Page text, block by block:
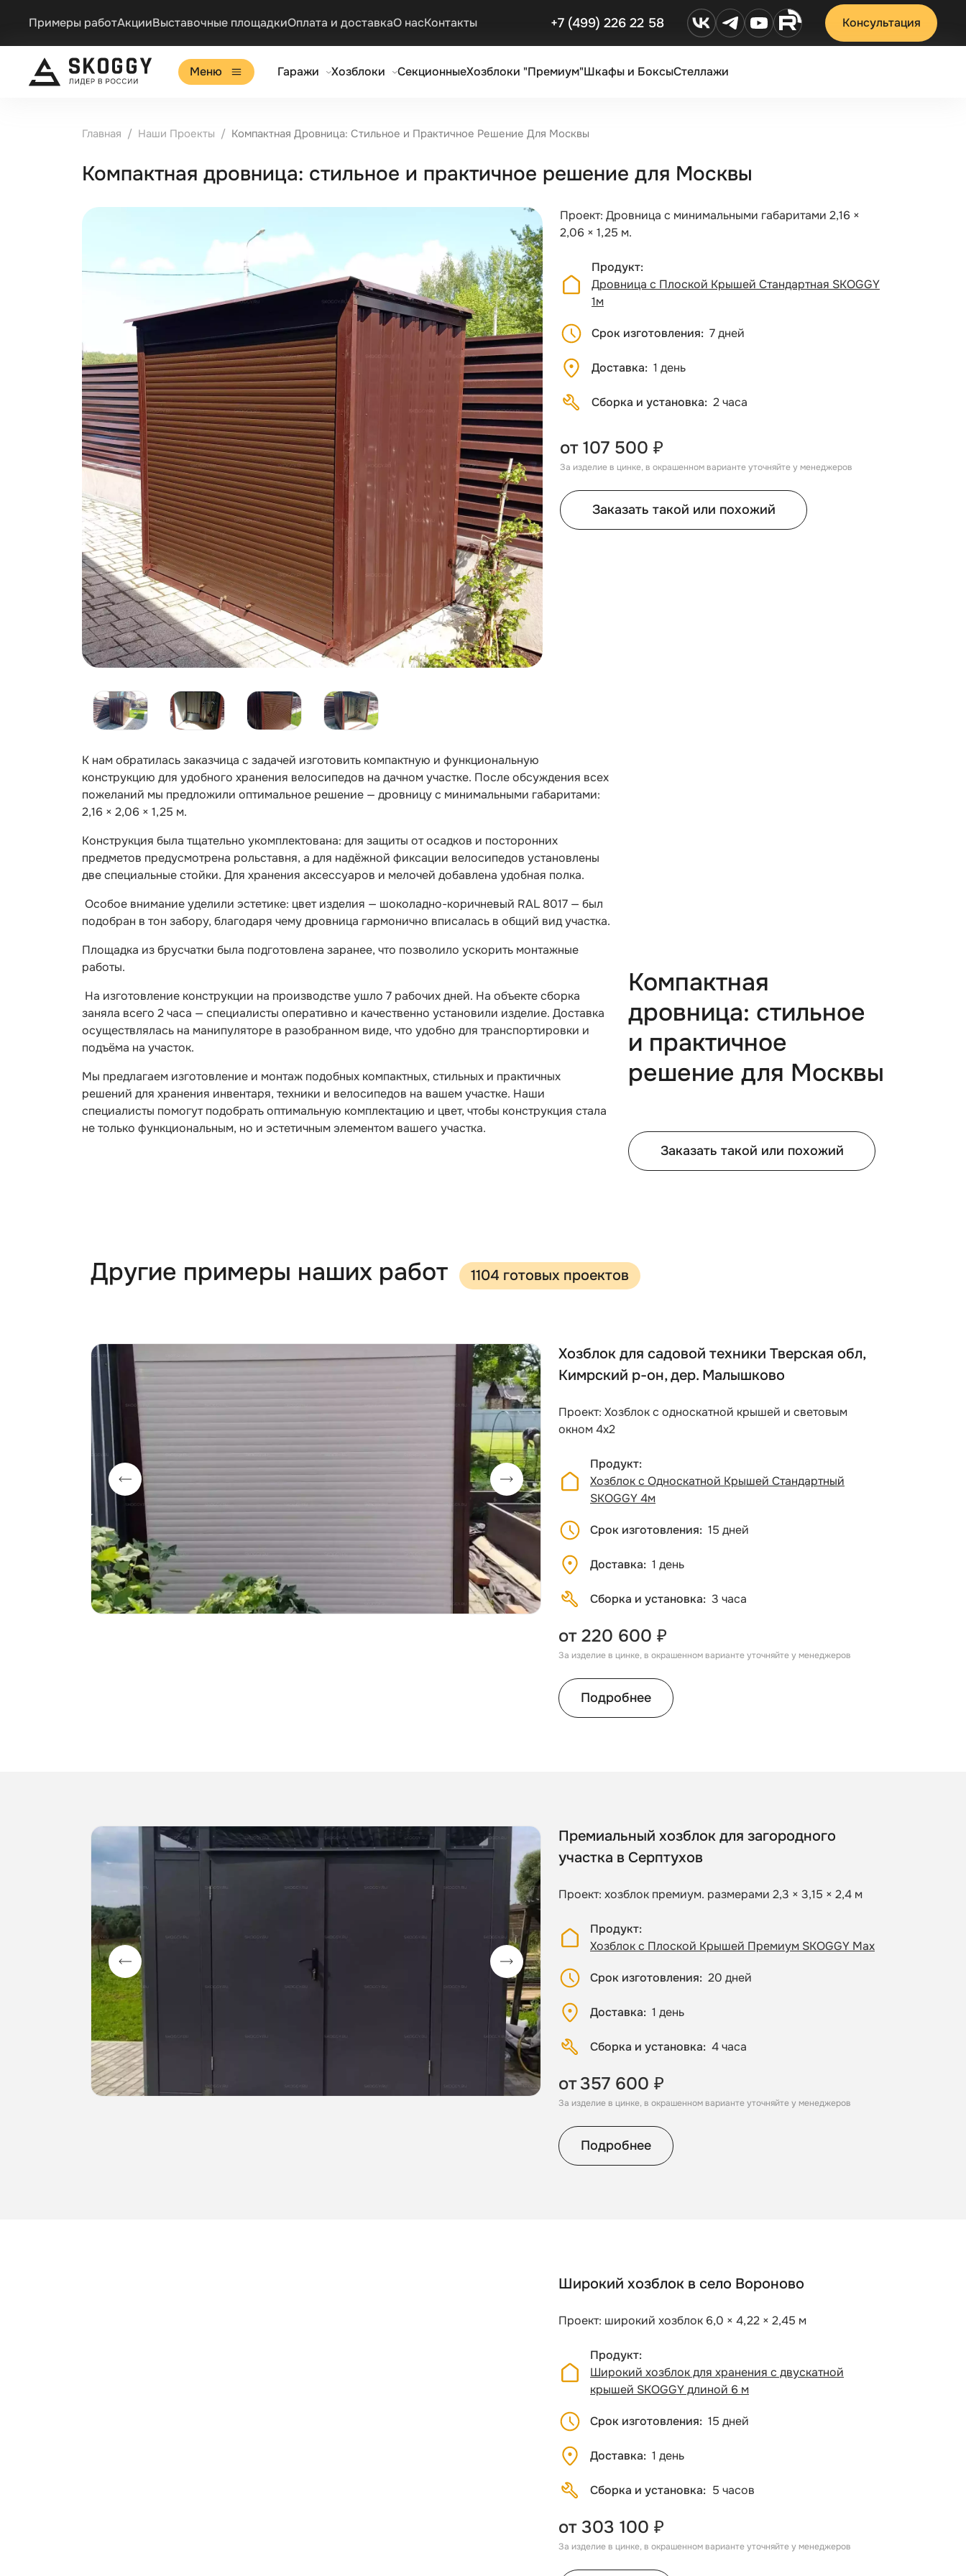
Примеры работАкцииВыставочные площадкиОплата и доставкаО насКонтакты +7 (499) 226 22 58 Консультация
Меню Гаражи Хозблоки СекционныеХозблоки "Премиум"Шкафы и БоксыСтеллажи
Главная Наши Проекты Компактная Дровница: Стильное и Практичное Решение Для Москвы
Компактная дровница: стильное и практичное решение для Москвы
Проект: Дровница с минимальными габаритами 2,16 ×
2,06 × 1,25 м.
Продукт
Дровница с Плоской Крышей Стандартная SKOGGY
1м
Срок изготовления 7 дней
Доставка 1 день
Сборка и установка 2 часа
от 107 500 ₽
За изделие в цинке, в окрашенном варианте уточняйте у менеджеров
Заказать такой или похожий
К нам обратилась заказчица с задачей изготовить компактную и функциональную
конструкцию для удобного хранения велосипедов на дачном участке. После обсуждения всех
пожеланий мы предложили оптимальное решение — дровницу с минимальными габаритами:
2,16 × 2,06 × 1,25 м.
Конструкция была тщательно укомплектована: для защиты от осадков и посторонних
предметов предусмотрена рольставня, а для надёжной фиксации велосипедов установлены
две специальные стойки. Для хранения аксессуаров и мелочей добавлена удобная полка.
Особое внимание уделили эстетике: цвет изделия — шоколадно-коричневый RAL 8017 — был
подобран в тон забору, благодаря чему дровница гармонично вписалась в общий вид участка.
Площадка из брусчатки была подготовлена заранее, что позволило ускорить монтажные
работы.
На изготовление конструкции на производстве ушло 7 рабочих дней. На объекте сборка
заняла всего 2 часа — специалисты оперативно и качественно установили изделие. Доставка
осуществлялась на манипуляторе в разобранном виде, что удобно для транспортировки и
подъёма на участок.
Мы предлагаем изготовление и монтаж подобных компактных, стильных и практичных
решений для хранения инвентаря, техники и велосипедов на вашем участке. Наши
специалисты помогут подобрать оптимальную комплектацию и цвет, чтобы конструкция стала
не только функциональным, но и эстетичным элементом вашего участка.
Компактная
дровница: стильное
и практичное
решение для Москвы
Заказать такой или похожий
Другие примеры наших работ 1104 готовых проектов
Хозблок для садовой техники Тверская обл,
Кимрский р-он, дер. Малышково
Проект: Хозблок с односкатной крышей и световым
окном 4х2
Продукт
Хозблок с Односкатной Крышей Стандартный
SKOGGY 4м
Срок изготовления 15 дней
Доставка 1 день
Сборка и установка 3 часа
от 220 600 ₽
За изделие в цинке, в окрашенном варианте уточняйте у менеджеров
Подробнее
Премиальный хозблок для загородного
участка в Серптухов
Проект: хозблок премиум. размерами 2,3 × 3,15 × 2,4 м
Продукт
Хозблок с Плоской Крышей Премиум SKOGGY Max
Срок изготовления 20 дней
Доставка 1 день
Сборка и установка 4 часа
от357 600 ₽
За изделие в цинке, в окрашенном варианте уточняйте у менеджеров
Подробнее
Широкий хозблок в село Вороново
Проект: широкий хозблок 6,0 × 4,22 × 2,45 м
Продукт
Широкий хозблок для хранения с двускатной
крышей SKOGGY длиной 6 м
Срок изготовления 15 дней
Доставка 1 день
Сборка и установка 5 часов
от 303 100 ₽
За изделие в цинке, в окрашенном варианте уточняйте у менеджеров